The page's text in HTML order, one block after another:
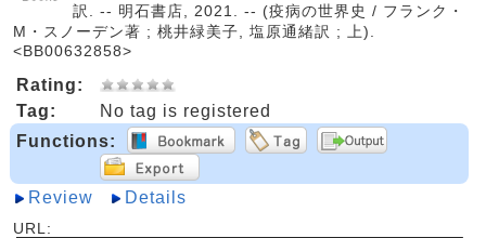
訳. -- 明石書店, 2021. -- (疫病の世界史 / フランク・
M・スノーデン著 ; 桃井緑美子, 塩原通緒訳 ; 上).
<BB00632858>
Rating:
Tag:
No tag is registered
Functions:
Review Details
URL: